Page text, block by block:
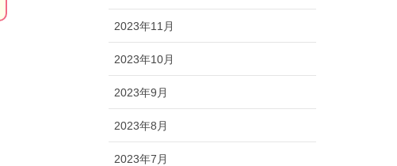
2023年11月
2023年10月
2023年9月
2023年8月
2023年7月